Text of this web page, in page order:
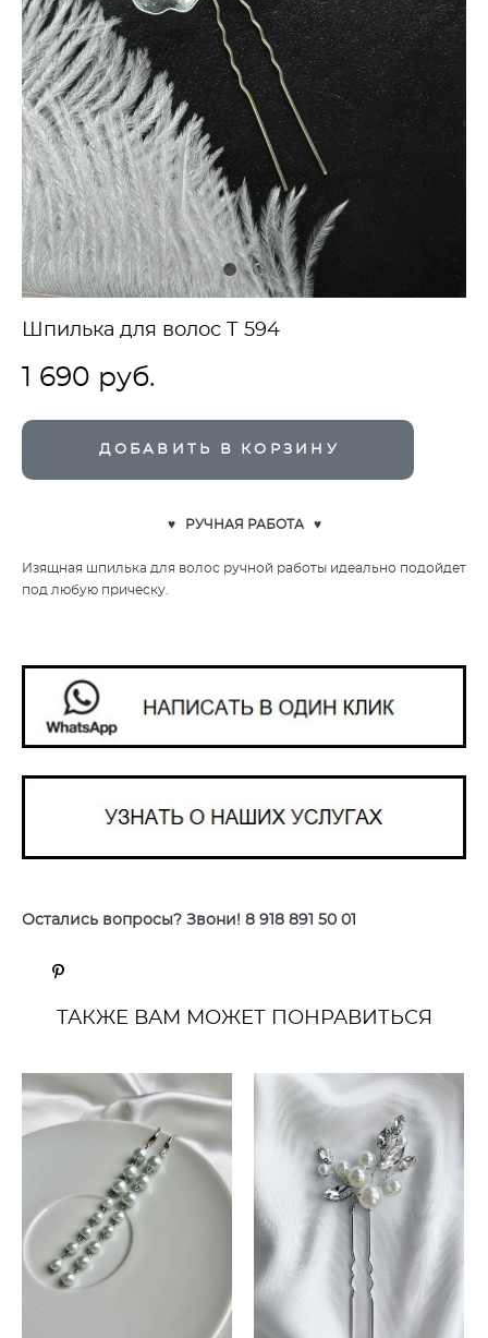
Шпилька для волос Т 594
1 690 pуб.
ДОБАВИТЬ В КОРЗИНУ
♥ РУЧНАЯ РАБОТА ♥
Изящная шпилька для волос ручной работы идеально подойдет
под любую прическу.
Остались вопросы? Звони! 8 918 891 50 01
ТАКЖЕ ВАМ МОЖЕТ ПОНРАВИТЬСЯ